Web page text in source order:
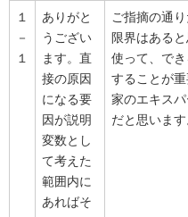
１
－
１
ありがと
うござい
ます。直
接の原因
になる要
因が説明
変数とし
て考えた
範囲内に
あればそ
ご指摘の通
限界はある
使って、で
することが
家のエキス
だと思います